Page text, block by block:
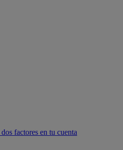
factores en tu cuenta